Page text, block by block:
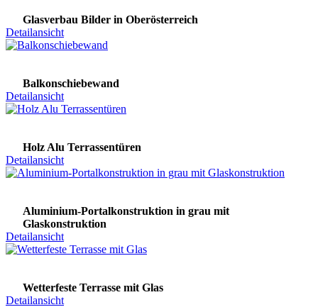
Glasverbau Bilder in Oberösterreich
Detailansicht
Balkonschiebewand
Detailansicht
Holz Alu Terrassentüren
Detailansicht
Aluminium-Portalkonstruktion in grau mit
Glaskonstruktion
Detailansicht
Wetterfeste Terrasse mit Glas
Detailansicht